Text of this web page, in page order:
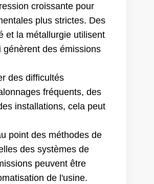
croissante pour
plus strictes. Des
et la métallurgie utilisent
des émissions
des difficultés
fréquents, des
installations, cela peut
point des méthodes de
des systèmes de
peuvent être
de l'usine.